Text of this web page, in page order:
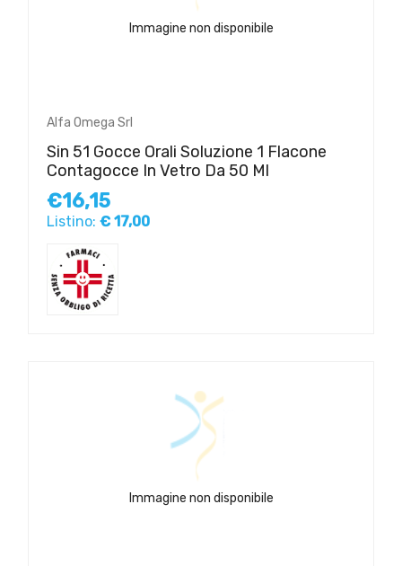
Immagine non disponibile
Alfa Omega Srl
Sin 51 Gocce Orali Soluzione 1 Flacone
Contagocce In Vetro Da 50 Ml
€16,15
Listino: € 17,00
Immagine non disponibile